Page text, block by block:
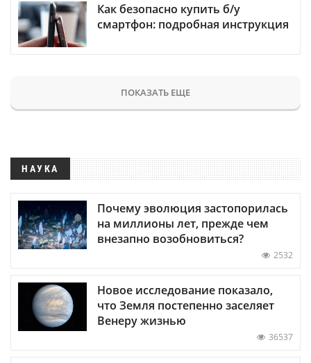
Как безопасно купить б/у
смартфон: подробная инструкция
ПОКАЗАТЬ ЕЩЕ
НАУКА
Почему эволюция застопорилась
на миллионы лет, прежде чем
внезапно возобновиться?
2532
Новое исследование показало,
что Земля постепенно заселяет
Венеру жизнью
36537